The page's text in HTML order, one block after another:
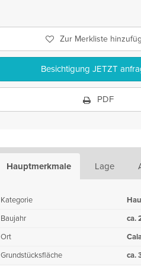
Zur Merkliste
Besichtigung JETZT
PDF
Hauptmerkmale Lage
Kategorie
Baujahr
ca.
Ort
Grundstücksfläche
ca.